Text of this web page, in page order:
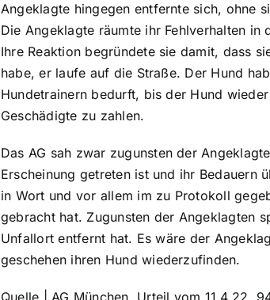
Angeklagte hingegen entfernte sich, ohne
Die Angeklagte räumte ihr Fehlverhalten
Ihre Reaktion begründete sie damit, dass
habe, er laufe auf die Straße. Der Hund
Hundetrainern bedurft, bis der Hund
Geschädigte zu zahlen.
Das AG sah zwar zugunsten der
Erscheinung getreten ist und ihr Bedauern
in Wort und vor allem im zu Protokoll
gebracht hat. Zugunsten der Angeklagten
Unfallort entfernt hat. Es wäre der
geschehen ihren Hund wiederzufinden.